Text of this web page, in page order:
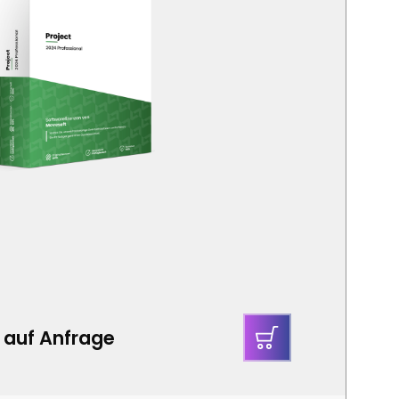
auf Anfrage